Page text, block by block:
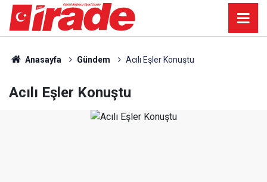
Anasayfa Gündem Acılı Eşler Konuştu
Acılı Eşler Konuştu